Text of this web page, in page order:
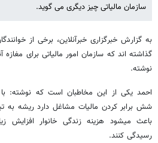
سازمان مالیاتی چیز دیگری می گوید.
به گزارش خبرگزاری خبرآنلاین، برخی از
گذاشته اند که سازمان امور مالیاتی برای
نوشته.
احمد یکی از این مخاطبان است که نوشته: با
شش برابر کردن مالیات مشاغل دارد ریشه به
باعث میشود هزینه زندگی خانوار افزایش
رسیدگی کنند.